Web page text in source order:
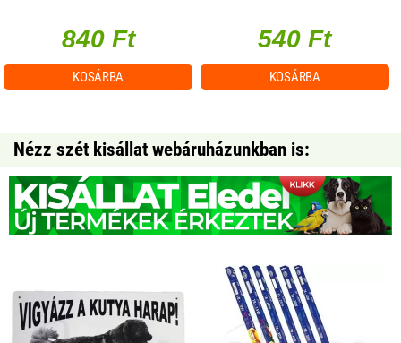
840 Ft
KOSÁRBA
540 Ft
KOSÁRBA
Nézz szét kisállat webáruházunkban is: